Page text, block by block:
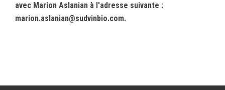
avec Marion Aslanian à l'adresse suivante :
marion.aslanian@sudvinbio.com.